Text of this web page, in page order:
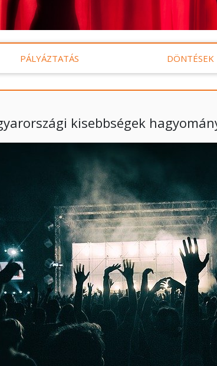
PÁLYÁZTATÁS DÖNTÉSEK
kisebbségek